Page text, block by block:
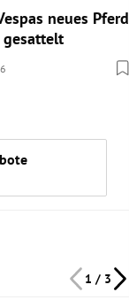
neues Pferd
1 / 3